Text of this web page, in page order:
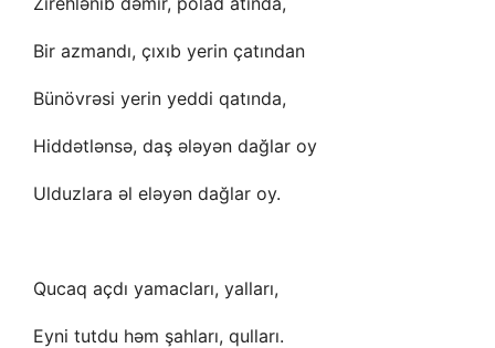
Bir azmandı, çıxıb yerin çatından
Bünövrəsi yerin yeddi qatında,
Hiddətlənsə, daş ələyən dağlar oy
Ulduzlara əl eləyən dağlar oy.
Qucaq açdı yamacları, yalları,
Eyni tutdu həm şahları, qulları.